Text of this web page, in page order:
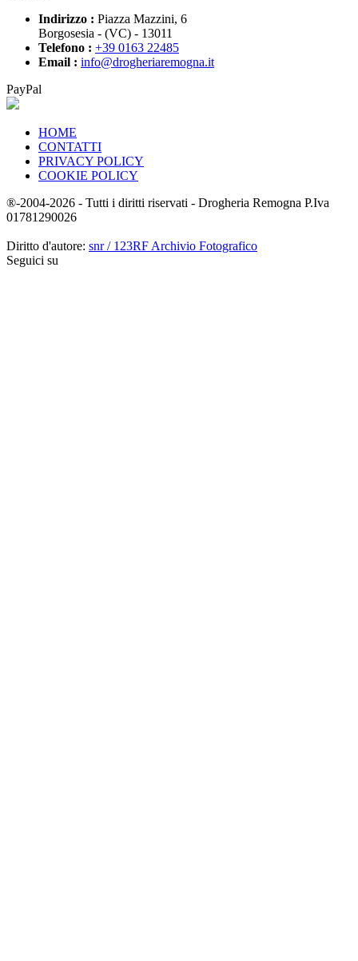
Indirizzo : Piazza Mazzini, 6
Borgosesia - (VC) - 13011
Telefono : +39 0163 22485
Email : info@drogheriaremogna.it
PayPal
HOME
CONTATTI
PRIVACY POLICY
COOKIE POLICY
®-2004-2026 - Tutti i diritti riservati - Drogheria Remogna P.Iva
01781290026
Diritto d'autore: snr / 123RF Archivio Fotografico
Seguici su